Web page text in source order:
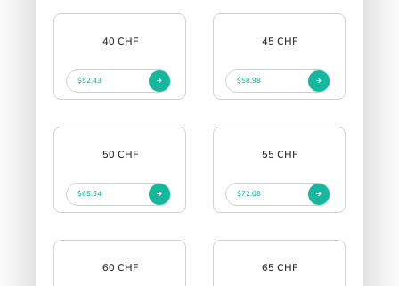
40 CHF
$52.43
45 CHF
$58.98
50 CHF
$65.54
55 CHF
$72.08
60 CHF 65 CHF